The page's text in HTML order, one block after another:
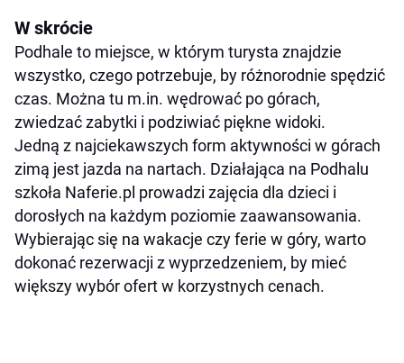
W skrócie
Podhale to miejsce, w którym turysta znajdzie
wszystko, czego potrzebuje, by różnorodnie spędzić
czas. Można tu m.in. wędrować po górach,
zwiedzać zabytki i podziwiać piękne widoki.
Jedną z najciekawszych form aktywności w górach
zimą jest jazda na nartach. Działająca na Podhalu
szkoła Naferie.pl prowadzi zajęcia dla dzieci i
dorosłych na każdym poziomie zaawansowania.
Wybierając się na wakacje czy ferie w góry, warto
dokonać rezerwacji z wyprzedzeniem, by mieć
większy wybór ofert w korzystnych cenach.